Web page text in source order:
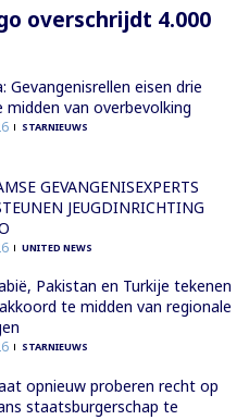
overschrijdt 4.000
Gevangenisrellen eisen drie
midden van overbevolking
STARNIEUWS
GEVANGENISEXPERTS
JEUGDINRICHTING
UNITED NEWS
Pakistan en Turkije tekenen
te midden van regionale
STARNIEUWS
opnieuw proberen recht op
staatsburgerschap te